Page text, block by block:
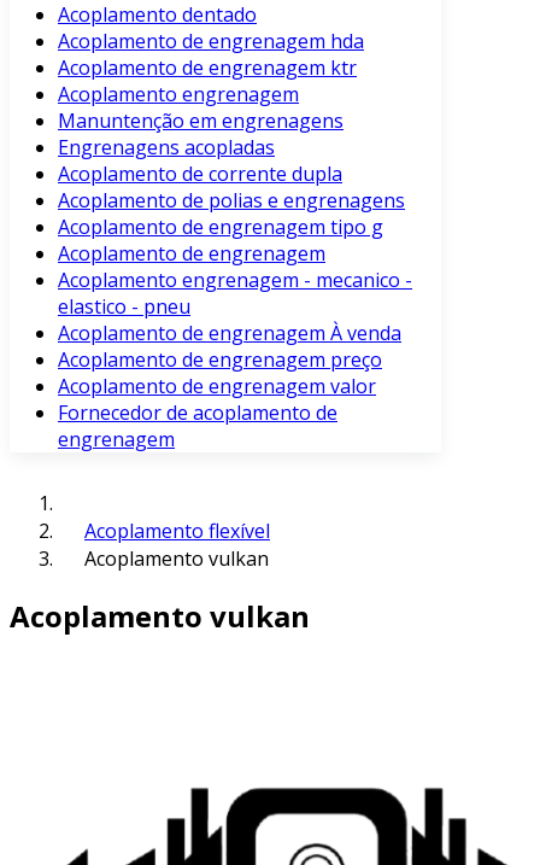
Acoplamento dentado
Acoplamento de engrenagem hda
Acoplamento de engrenagem ktr
Acoplamento engrenagem
Manuntenção em engrenagens
Engrenagens acopladas
Acoplamento de corrente dupla
Acoplamento de polias e engrenagens
Acoplamento de engrenagem tipo g
Acoplamento de engrenagem
Acoplamento engrenagem - mecanico -
elastico - pneu
Acoplamento de engrenagem À venda
Acoplamento de engrenagem preço
Acoplamento de engrenagem valor
Fornecedor de acoplamento de
engrenagem
Acoplamento flexível
Acoplamento vulkan
Acoplamento vulkan